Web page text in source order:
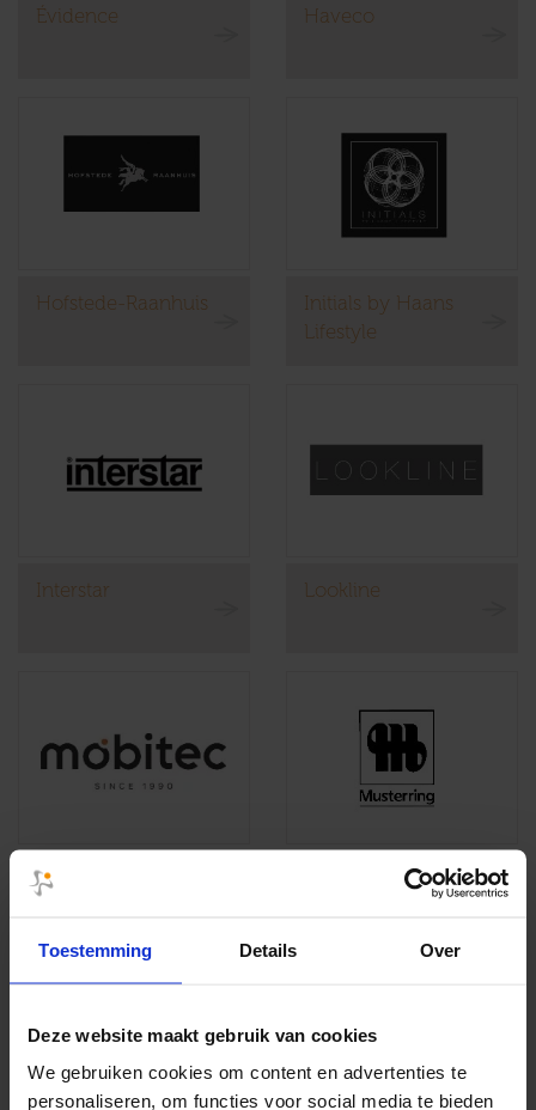
Toestemming Details Over
Deze website maakt gebruik van cookies
We gebruiken cookies om content en advertenties te
personaliseren, om functies voor social media te bieden
Évidence Haveco
Hofstede-Raanhuis
Initials by Haans
Lifestyle
Interstar Lookline
Mobitec